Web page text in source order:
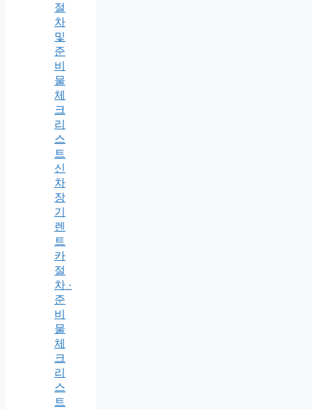
절
차
및
준
비
물
체
크
리
스
트
신
차
장
기
렌
트
카
절
차 ·
준
비
물
체
크
리
스
트